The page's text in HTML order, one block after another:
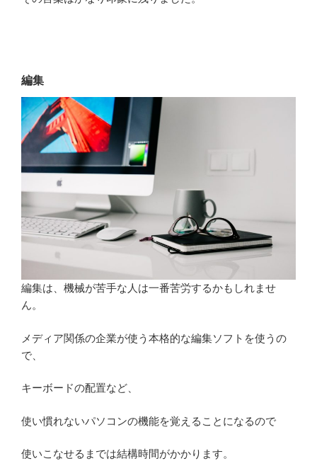
編集
編集は、機械が苦手な人は一番苦労するかもしれませ
ん。
メディア関係の企業が使う本格的な編集ソフトを使うの
で、
キーボードの配置など、
使い慣れないパソコンの機能を覚えることになるので
使いこなせるまでは結構時間がかかります。